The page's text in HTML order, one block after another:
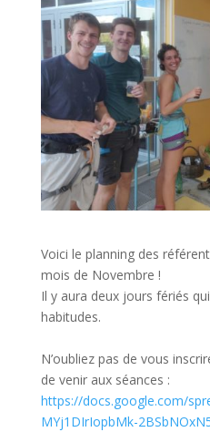
Voici le planning des
mois de Novembre !
Il y aura deux jours fériés
habitudes.
N’oubliez pas de vous
de venir aux séances :
https://docs.google.com/
MYj1DIrIopbMk-